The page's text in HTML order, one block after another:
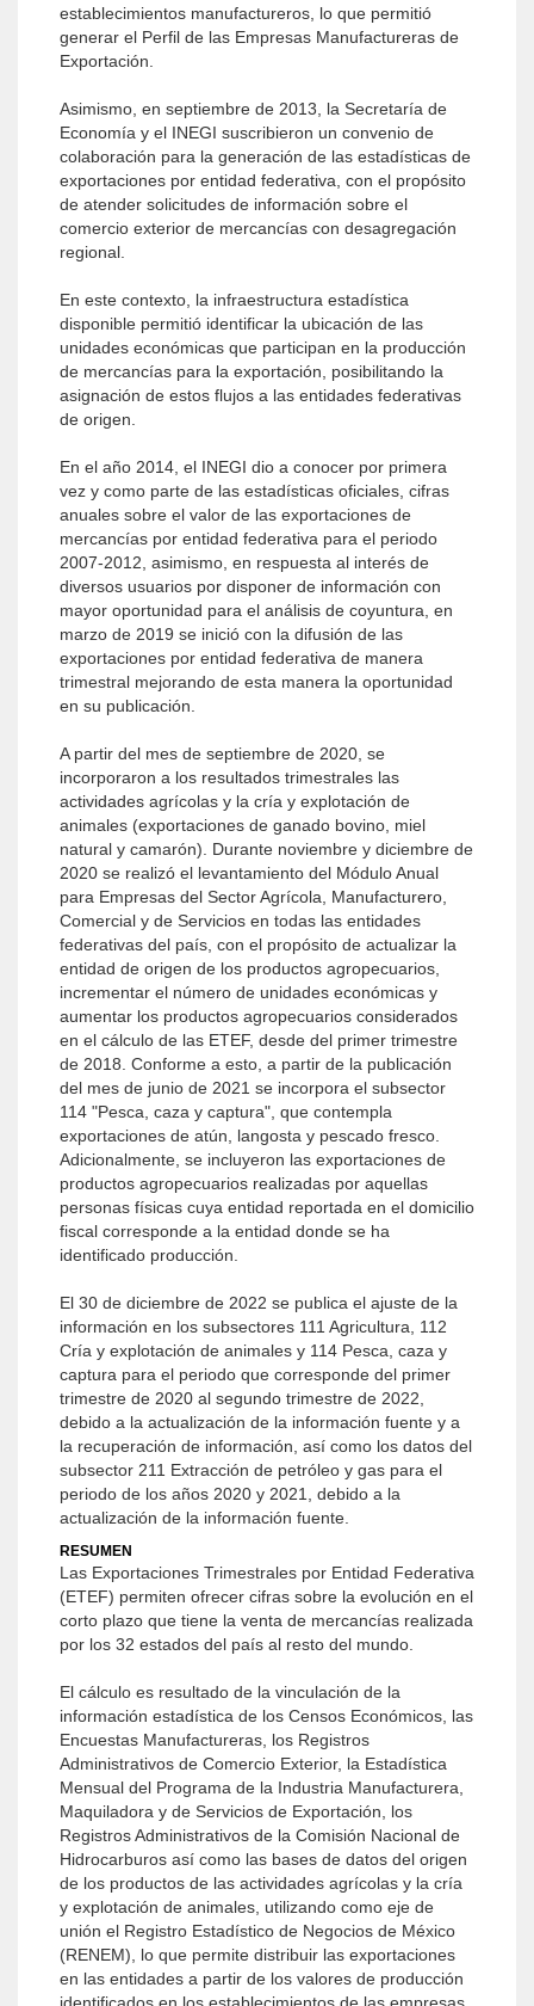
establecimientos manufactureros, lo que permitió
generar el Perfil de las Empresas Manufactureras de
Exportación.
Asimismo, en septiembre de 2013, la Secretaría de
Economía y el INEGI suscribieron un convenio de
colaboración para la generación de las estadísticas de
exportaciones por entidad federativa, con el propósito
de atender solicitudes de información sobre el
comercio exterior de mercancías con desagregación
regional.
En este contexto, la infraestructura estadística
disponible permitió identificar la ubicación de las
unidades económicas que participan en la producción
de mercancías para la exportación, posibilitando la
asignación de estos flujos a las entidades federativas
de origen.
En el año 2014, el INEGI dio a conocer por primera
vez y como parte de las estadísticas oficiales, cifras
anuales sobre el valor de las exportaciones de
mercancías por entidad federativa para el periodo
2007-2012, asimismo, en respuesta al interés de
diversos usuarios por disponer de información con
mayor oportunidad para el análisis de coyuntura, en
marzo de 2019 se inició con la difusión de las
exportaciones por entidad federativa de manera
trimestral mejorando de esta manera la oportunidad
en su publicación.
A partir del mes de septiembre de 2020, se
incorporaron a los resultados trimestrales las
actividades agrícolas y la cría y explotación de
animales (exportaciones de ganado bovino, miel
natural y camarón). Durante noviembre y diciembre de
2020 se realizó el levantamiento del Módulo Anual
para Empresas del Sector Agrícola, Manufacturero,
Comercial y de Servicios en todas las entidades
federativas del país, con el propósito de actualizar la
entidad de origen de los productos agropecuarios,
incrementar el número de unidades económicas y
aumentar los productos agropecuarios considerados
en el cálculo de las ETEF, desde del primer trimestre
de 2018. Conforme a esto, a partir de la publicación
del mes de junio de 2021 se incorpora el subsector
114 "Pesca, caza y captura", que contempla
exportaciones de atún, langosta y pescado fresco.
Adicionalmente, se incluyeron las exportaciones de
productos agropecuarios realizadas por aquellas
personas físicas cuya entidad reportada en el domicilio
fiscal corresponde a la entidad donde se ha
identificado producción.
El 30 de diciembre de 2022 se publica el ajuste de la
información en los subsectores 111 Agricultura, 112
Cría y explotación de animales y 114 Pesca, caza y
captura para el periodo que corresponde del primer
trimestre de 2020 al segundo trimestre de 2022,
debido a la actualización de la información fuente y a
la recuperación de información, así como los datos del
subsector 211 Extracción de petróleo y gas para el
periodo de los años 2020 y 2021, debido a la
actualización de la información fuente.
RESUMEN
Las Exportaciones Trimestrales por Entidad Federativa
(ETEF) permiten ofrecer cifras sobre la evolución en el
corto plazo que tiene la venta de mercancías realizada
por los 32 estados del país al resto del mundo.
El cálculo es resultado de la vinculación de la
información estadística de los Censos Económicos, las
Encuestas Manufactureras, los Registros
Administrativos de Comercio Exterior, la Estadística
Mensual del Programa de la Industria Manufacturera,
Maquiladora y de Servicios de Exportación, los
Registros Administrativos de la Comisión Nacional de
Hidrocarburos así como las bases de datos del origen
de los productos de las actividades agrícolas y la cría
y explotación de animales, utilizando como eje de
unión el Registro Estadístico de Negocios de México
(RENEM), lo que permite distribuir las exportaciones
en las entidades a partir de los valores de producción